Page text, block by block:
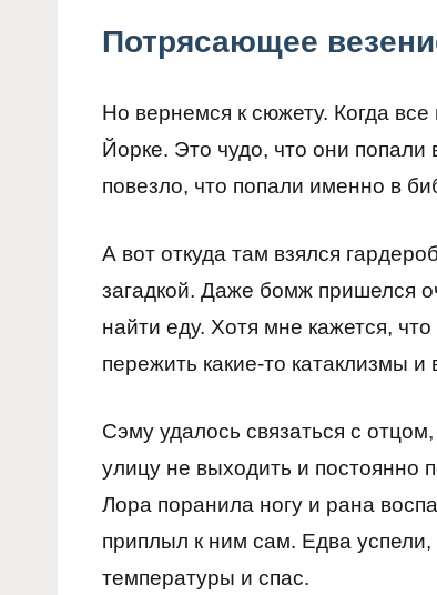
Потрясающее
Но вернемся к сюжету. Когда
Йорке. Это чудо, что они попали
повезло, что попали именно в
А вот откуда там взялся
загадкой. Даже бомж пришелся
найти еду. Хотя мне кажется,
пережить какие-то катаклизмы и
Сэму удалось связаться с
улицу не выходить и постоянно
Лора поранила ногу и рана
приплыл к ним сам. Едва
температуры и спас.